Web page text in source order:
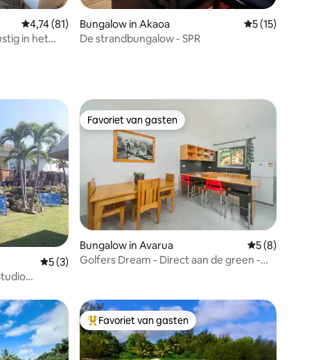
recensies
Gemiddelde beoordeling van 4,74 uit 5, 81 recensies
4,74 (81)
in het
Bungalow in Akaoa Gemiddelde
5 (15)
De strandbungalow - SPR
4 recensies
Gemiddelde beoordeling van 5 uit 5, 3 recensies
5 (3)
Favoriet van gasten
Favoriet van gasten
Bungalow in Avarua Gemiddelde
5 (8)
Golfers Dream - Direct aan de green -
Topfavoriet van gasten
Favoriet van gasten